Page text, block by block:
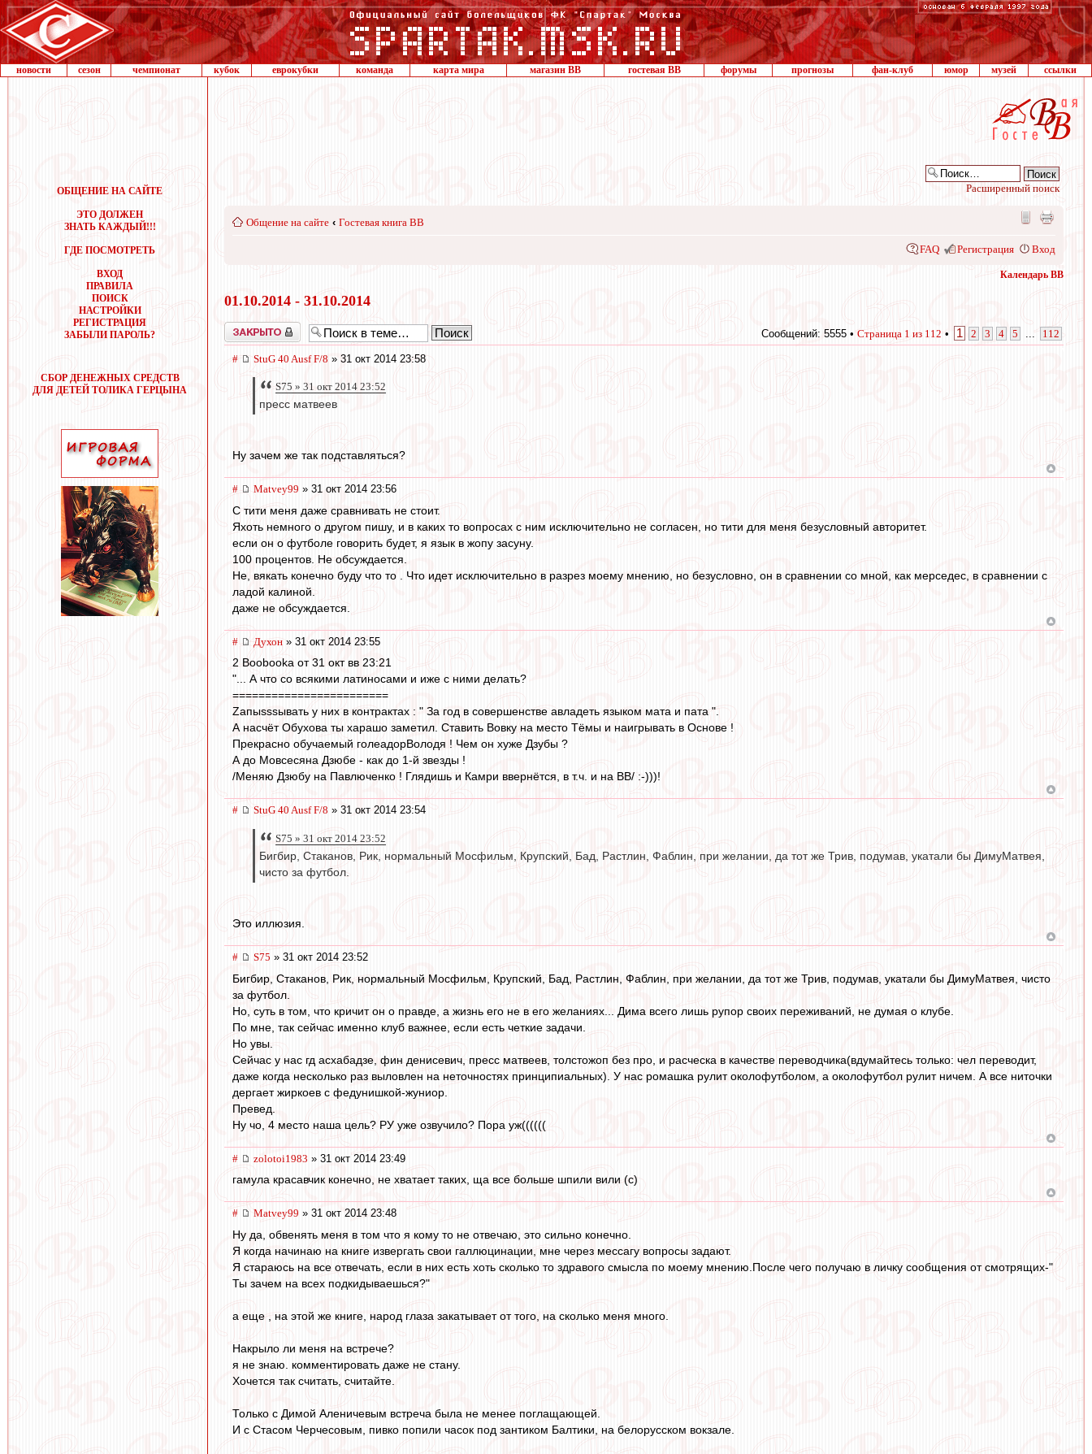
новости сезон чемпионат кубок еврокубки команда карта мира магазин ВВ гостевая ВВ форумы прогнозы фан-клуб юмор музей ссылки
ОБЩЕНИЕ НА САЙТЕ
ЭТО ДОЛЖЕН
ЗНАТЬ КАЖДЫЙ!!!
ГДЕ ПОСМОТРЕТЬ
ВХОД
ПРАВИЛА
ПОИСК
НАСТРОЙКИ
РЕГИСТРАЦИЯ
ЗАБЫЛИ ПАРОЛЬ?
СБОР ДЕНЕЖНЫХ СРЕДСТВ
ДЛЯ ДЕТЕЙ ТОЛИКА ГЕРЦЫНА
Расширенный поиск
Общение на сайте ‹ Гостевая книга ВВ
FAQ Регистрация Вход
Календарь ВВ
01.10.2014 - 31.10.2014
Закрыто Сообщений: 5555 • Страница 1 из 112 • 1 2 3 4 5 112
# StuG 40 Ausf F/8 » 31 окт 2014 23:58
S75 » 31 окт 2014 23:52
пресс матвеев
Ну зачем же так подставляться?
# Matvey99 » 31 окт 2014 23:56
С тити меня даже сравнивать не стоит.
Яхоть немного о другом пишу, и в каких то вопросах с ним исключительно не согласен, но тити для меня безусловный авторитет.
если он о футболе говорить будет, я язык в жопу засуну.
100 процентов. Не обсуждается.
Не, вякать конечно буду что то . Что идет исключительно в разрез моему мнению, но безусловно, он в сравнении со мной, как мерседес, в сравнении с
ладой калиной.
даже не обсуждается.
# Духон » 31 окт 2014 23:55
2 Boobooka от 31 окт вв 23:21
"... А что со всякими латиносами и иже с ними делать?
========================
Zапыsssывать у них в контрактах : " За год в совершенстве авладеть языком мата и пата ".
А насчёт Обухова ты харашо заметил. Ставить Вовку на место Тёмы и наигрывать в Основе !
Прекрасно обучаемый голеадорВолодя ! Чем он хуже Дзубы ?
А до Мовсесяна Дзюбе - как до 1-й звезды !
/Меняю Дзюбу на Павлюченко ! Глядишь и Камри ввернётся, в т.ч. и на ВВ/ :-)))!
# StuG 40 Ausf F/8 » 31 окт 2014 23:54
S75 » 31 окт 2014 23:52
Бигбир, Стаканов, Рик, нормальный Мосфильм, Крупский, Бад, Растлин, Фаблин, при желании, да тот же Трив, подумав, укатали бы ДимуМатвея,
чисто за футбол.
Это иллюзия.
# S75 » 31 окт 2014 23:52
Бигбир, Стаканов, Рик, нормальный Мосфильм, Крупский, Бад, Растлин, Фаблин, при желании, да тот же Трив, подумав, укатали бы ДимуМатвея, чисто
за футбол.
Но, суть в том, что кричит он о правде, а жизнь его не в его желаниях... Дима всего лишь рупор своих переживаний, не думая о клубе.
По мне, так сейчас именно клуб важнее, если есть четкие задачи.
Но увы.
Сейчас у нас гд асхабадзе, фин денисевич, пресс матвеев, толстожоп без про, и расческа в качестве переводчика(вдумайтесь только: чел переводит,
даже когда несколько раз выловлен на неточностях принципиальных). У нас ромашка рулит околофутболом, а околофутбол рулит ничем. А все ниточки
дергает жиркоев с федунишкой-жуниор.
Превед.
Ну чо, 4 место наша цель? РУ уже озвучило? Пора уж((((((
# zolotoi1983 » 31 окт 2014 23:49
гамула красавчик конечно, не хватает таких, ща все больше шпили вили (с)
# Matvey99 » 31 окт 2014 23:48
Ну да, обвенять меня в том что я кому то не отвечаю, это сильно конечно.
Я когда начинаю на книге извергать свои галлюцинации, мне через мессагу вопросы задают.
Я стараюсь на все отвечать, если в них есть хоть сколько то здравого смысла по моему мнению.После чего получаю в личку сообщения от смотрящих-"
Ты зачем на всех подкидываешься?"
а еще , на этой же книге, народ глаза закатывает от того, на сколько меня много.
Накрыло ли меня на встрече?
я не знаю. комментировать даже не стану.
Хочется так считать, считайте.
Только с Димой Аленичевым встреча была не менее поглащающей.
И с Стасом Черчесовым, пивко попили часок под зантиком Балтики, на белорусском вокзале.